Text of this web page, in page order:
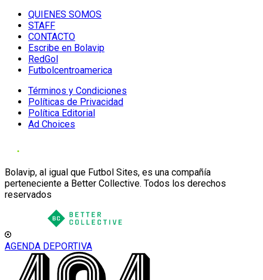
QUIENES SOMOS
STAFF
CONTACTO
Escribe en Bolavip
RedGol
Futbolcentroamerica
Términos y Condiciones
Políticas de Privacidad
Política Editorial
Ad Choices
Bolavip, al igual que Futbol Sites, es una compañía
perteneciente a Better Collective. Todos los derechos
reservados
AGENDA DEPORTIVA